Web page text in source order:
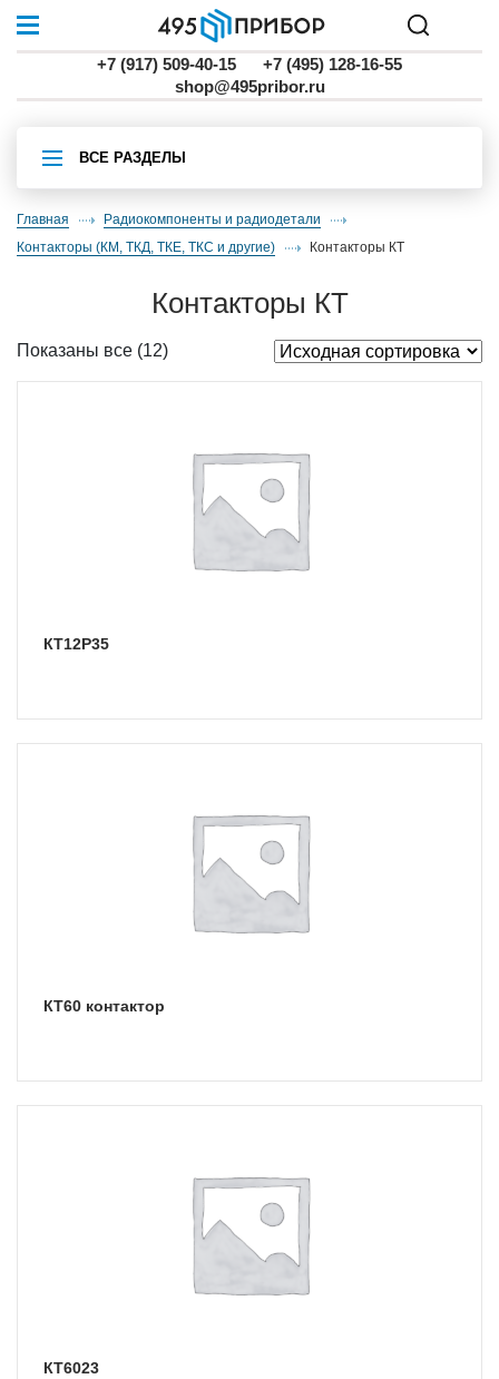
+7 (917) 509-40-15
+7 (495) 128-16-55
shop@495pribor.ru
ВСЕ РАЗДЕЛЫ
Главная
Радиокомпоненты и радиодетали
контакторы (КМ, ТКД, ТКЕ, ТКС и другие)
контакторы КТ
контакторы КТ
Показаны все (12)
КТ12Р35
КТ60 контактор
КТ6023